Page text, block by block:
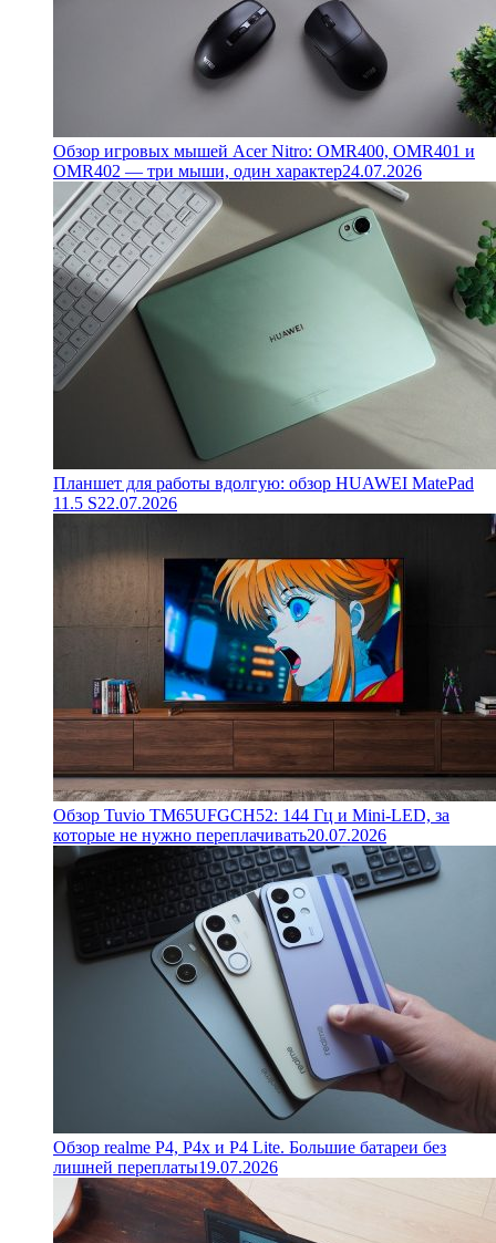
Обзор игровых мышей Acer Nitro: OMR400, OMR401 и
OMR402 — три мыши, один характер24.07.2026
Планшет для работы вдолгую: обзор HUAWEI MatePad
11.5 S22.07.2026
Обзор Tuvio TM65UFGCH52: 144 Гц и Mini-LED, за
которые не нужно переплачивать20.07.2026
Обзор realme P4, P4x и P4 Lite. Большие батареи без
лишней переплаты19.07.2026